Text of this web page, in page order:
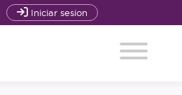
Iniciar sesion